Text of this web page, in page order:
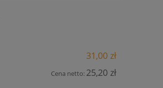
31,00 zł
Cena netto: 25,20 zł